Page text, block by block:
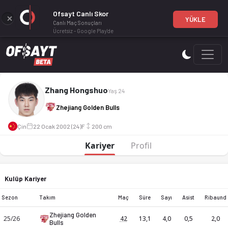
Zhang Hongshuo, profesyonel bir basketbol oyuncusudur.
Zhang HongshuoYaş 24
Zhejiang Golden Bulls
Çin 22 Ocak 2002 (24)F 200 cm
Kariyer Profil
Kulüp Kariyer
Sezon Takım Maç Süre Sayı Asist Ribaund
25/26
Zhejiang Golden
Bulls
42 13,1 4,0 0,5 2,0
Ofsayt Canlı Skor
Canlı Maç Sonuçları
Ücretsiz - Google Play'de
YÜKLE